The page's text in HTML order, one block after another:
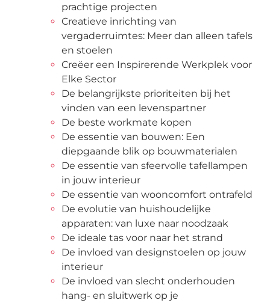
prachtige projecten
Creatieve inrichting van
vergaderruimtes: Meer dan alleen tafels
en stoelen
Creëer een Inspirerende Werkplek voor
Elke Sector
De belangrijkste prioriteiten bij het
vinden van een levenspartner
De beste workmate kopen
De essentie van bouwen: Een
diepgaande blik op bouwmaterialen
De essentie van sfeervolle tafellampen
in jouw interieur
De essentie van wooncomfort ontrafeld
De evolutie van huishoudelijke
apparaten: van luxe naar noodzaak
De ideale tas voor naar het strand
De invloed van designstoelen op jouw
interieur
De invloed van slecht onderhouden
hang- en sluitwerk op je